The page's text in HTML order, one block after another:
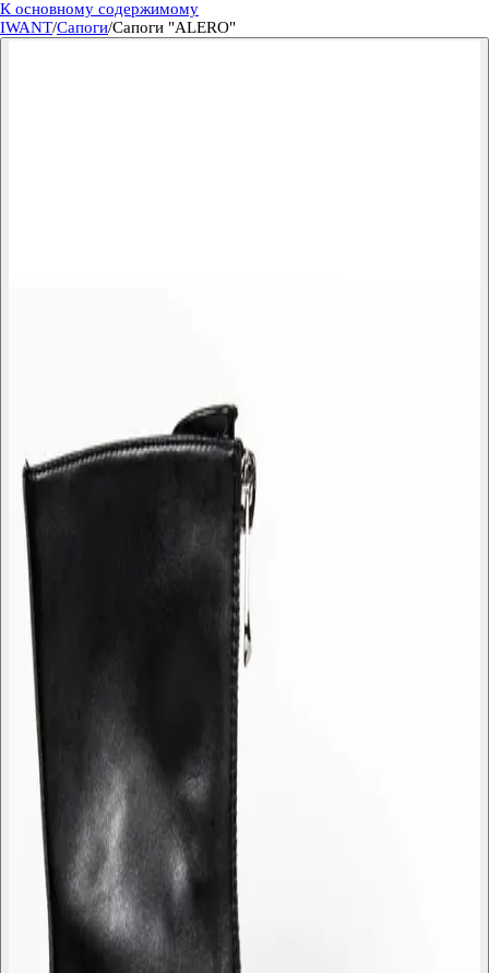
К основному содержимому
IWANT/Сапоги/Сапоги "ALERO"